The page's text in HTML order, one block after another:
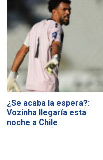
¿Se acaba la espera?:
Vozinha llegaría esta
noche a Chile